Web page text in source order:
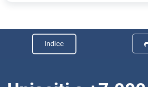
Indice